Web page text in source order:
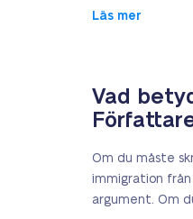
Läs mer
Vad
Om du måste
immigration
argument. Om